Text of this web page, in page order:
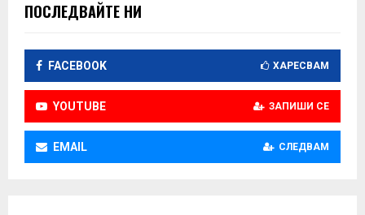
ПОСЛЕДВАЙТЕ НИ
FACEBOOK ХАРЕСВАМ
YOUTUBE ЗАПИШИ СЕ
EMAIL СЛЕДВАМ